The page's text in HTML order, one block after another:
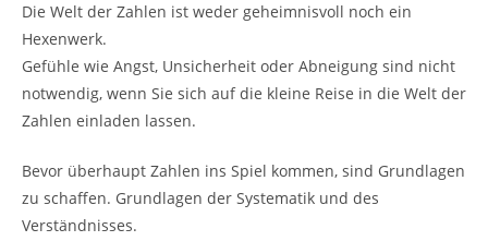
Die Welt der Zahlen ist weder geheimnisvoll noch ein
Hexenwerk.
Gefühle wie Angst, Unsicherheit oder Abneigung sind nicht
notwendig, wenn Sie sich auf die kleine Reise in die Welt der
Zahlen einladen lassen.
Bevor überhaupt Zahlen ins Spiel kommen, sind Grundlagen
zu schaffen. Grundlagen der Systematik und des
Verständnisses.